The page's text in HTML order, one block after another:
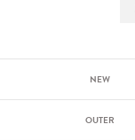
NEW
OUTER